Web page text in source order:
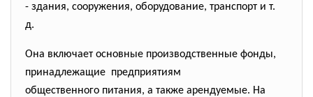
- здания, сооружения, оборудование, транспорт и т.
д.
Она включает основные производственные фонды,
принадлежащие предприятиям
общественного питания, а также арендуемые. На